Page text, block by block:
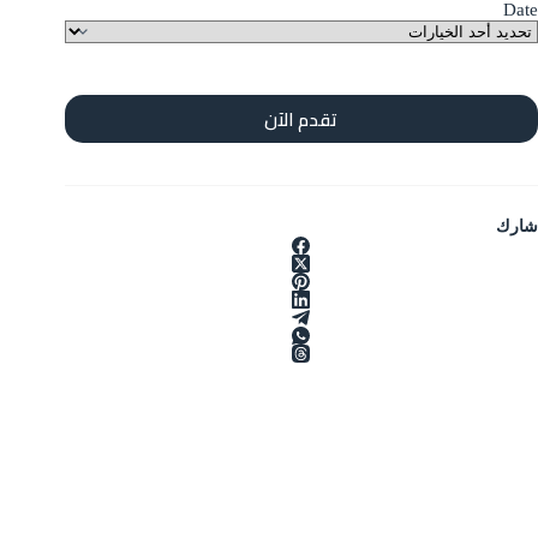
Date
تقدم الآن
شارك